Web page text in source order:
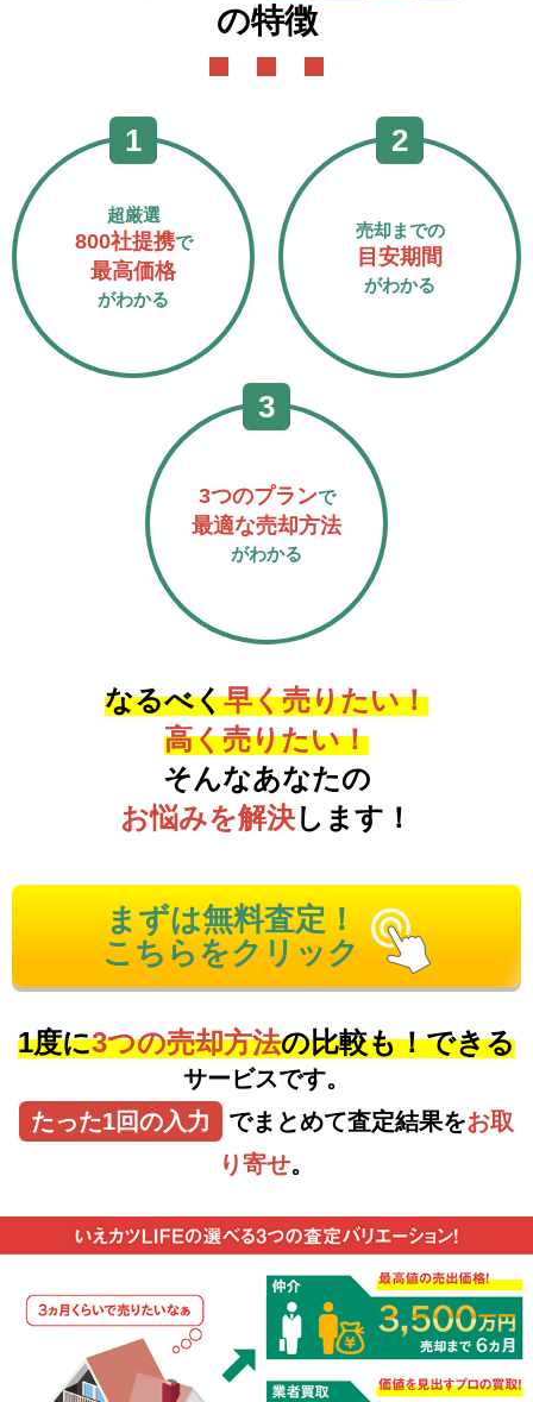
の特徴
超厳選
800社提携で
最高価格
がわかる
売却までの
目安期間
がわかる
3つのプランで
最適な売却方法
がわかる
なるべく早く売りたい！
高く売りたい！
そんなあなたの
お悩みを解決します！
まずは無料査定！
こちらをクリック
1度に3つの売却方法の比較も！できる
サービスです。
たった1回の入力
でまとめて査定結果をお取
り寄せ。